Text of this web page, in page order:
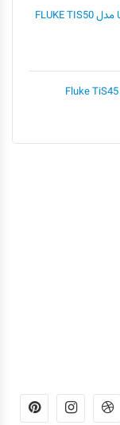
دوربین حرارتی ،ترموویژن فلوک آمریکا مدل FLUKE TIS50